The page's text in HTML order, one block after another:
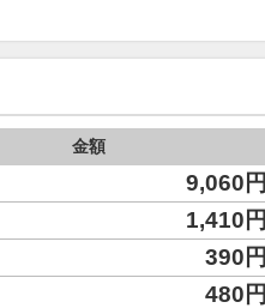
金額
9,060円
1,410円
390円
480円